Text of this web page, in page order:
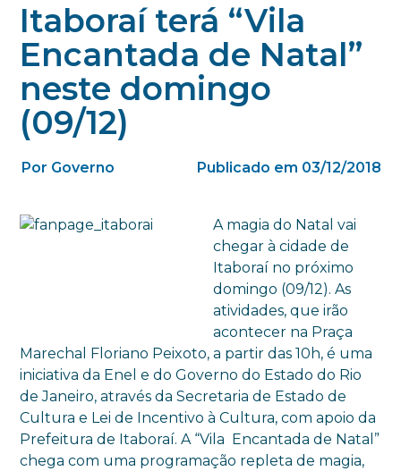
Itaboraí terá “Vila
Encantada de Natal”
neste domingo
(09/12)
Por Governo Publicado em 03/12/2018
A magia do Natal vai
chegar à cidade de
Itaboraí no próximo
domingo (09/12). As
atividades, que irão
acontecer na Praça
Marechal Floriano Peixoto, a partir das 10h, é uma
iniciativa da Enel e do Governo do Estado do Rio
de Janeiro, através da Secretaria de Estado de
Cultura e Lei de Incentivo à Cultura, com apoio da
Prefeitura de Itaboraí. A “Vila Encantada de Natal”
chega com uma programação repleta de magia,